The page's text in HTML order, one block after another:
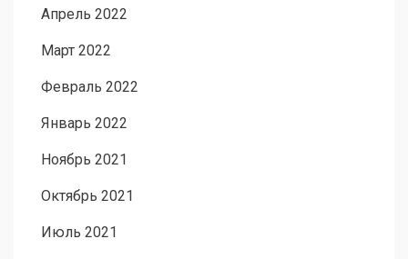
Апрель 2022
Март 2022
Февраль 2022
Январь 2022
Ноябрь 2021
Октябрь 2021
Июль 2021